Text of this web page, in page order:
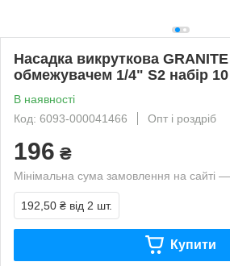
Насадка викруткова
обмежувачем 1/4" S2 набір
В наявності
Код: 6093-000041466
Опт і роздріб
196 ₴
Мінімальна сума замовлення на сайті
192,50 ₴ від 2 шт.
Купити